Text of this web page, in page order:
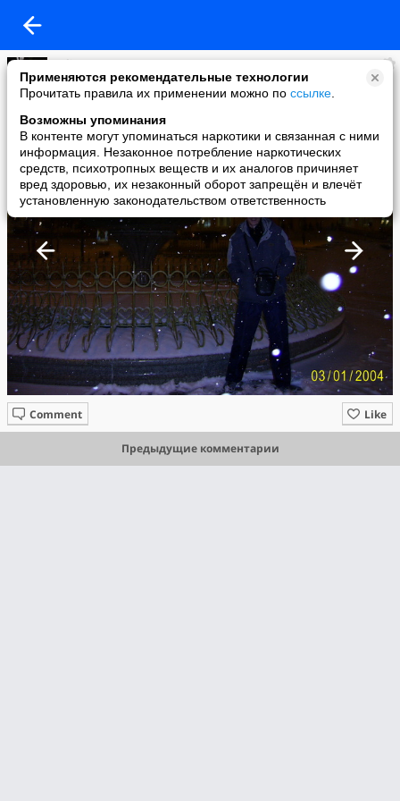
Применяются рекомендательные технологии
Прочитать правила их применении можно по ссылке
Возможны упоминания
В контенте могут упоминаться наркотики и связанная с ними
информация. Незаконное потребление наркотических
средств, психотропных веществ и их аналогов причиняет
вред здоровью, их незаконный оборот запрещён и влечёт
установленную законодательством ответственность
Felix
added a photo
02 Jan в 11:28
Like
Comment
Предыдущие комментарии